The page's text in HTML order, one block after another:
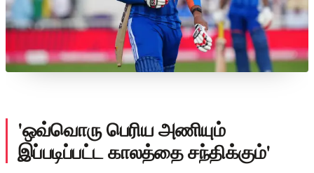
'ஒவ்வொரு பெரிய அணியும்
இப்படிப்பட்ட காலத்தை சந்திக்கும்'